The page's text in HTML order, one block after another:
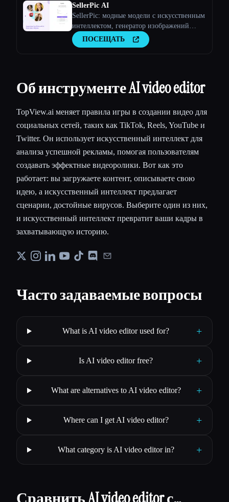
SellerPic AI
SellerPic: модные модели с искусственным
интеллектом, генератор изображений
продуктов и видео
ПОСЕЩАТЬ
Об инструменте AI video editor
TopView.ai меняет правила игры в создании видео для
социальных сетей, таких как TikTok, Reels, YouTube и
Twitter. Он использует искусственный интеллект для
анализа успешной рекламы, помогая пользователям
создавать эффектные видеоролики. Вот как это
работает: вы загружаете контент, описываете свою
идею, а искусственный интеллект предлагает
сценарии, достойные вирусов. Выберите один из них,
и искусственный интеллект превратит ваши кадры в
захватывающую историю.
Часто задаваемые вопросы
What is AI video editor used for? +
Is AI video editor free? +
What are alternatives to AI video editor? +
Where can I get AI video editor? +
What category is AI video editor in? +